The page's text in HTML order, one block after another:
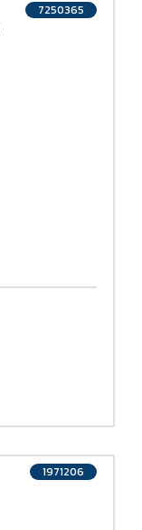
7250365
1971206